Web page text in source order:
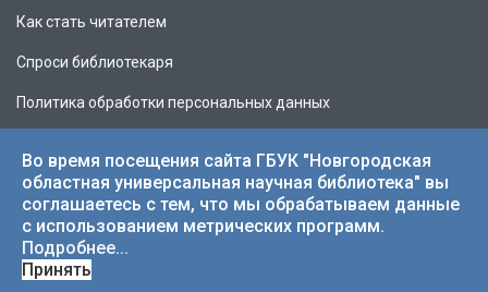
Как стать читателем
Спроси библиотекаря
Политика обработки персональных данных
© 2026 НОУНБ.
Во время посещения сайта ГБУК "Новгородская
областная универсальная научная библиотека" вы
соглашаетесь с тем, что мы обрабатываем данные
с использованием метрических программ.
Подробнее...
Принять